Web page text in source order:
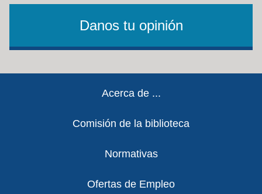
Danos tu opinión
Acerca de ...
Comisión de la biblioteca
Normativas
Ofertas de Empleo